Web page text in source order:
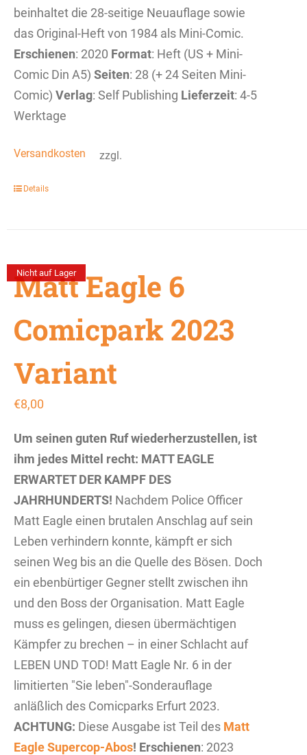
beinhaltet die 28-seitige Neuauflage sowie
das Original-Heft von 1984 als Mini-Comic.
Erschienen: 2020 Format: Heft (US + Mini-
Comic Din A5) Seiten: 28 (+ 24 Seiten Mini-
Comic) Verlag: Self Publishing Lieferzeit: 4-5
Werktage
zzgl.
Versandkosten
Details
Nicht auf Lager
Matt Eagle 6
Comicpark 2023
Variant
€8,00
Um seinen guten Ruf wiederherzustellen, ist
ihm jedes Mittel recht: MATT EAGLE
ERWARTET DER KAMPF DES
JAHRHUNDERTS! Nachdem Police Officer
Matt Eagle einen brutalen Anschlag auf sein
Leben verhindern konnte, kämpft er sich
seinen Weg bis an die Quelle des Bösen. Doch
ein ebenbürtiger Gegner stellt zwischen ihn
und den Boss der Organisation. Matt Eagle
muss es gelingen, diesen übermächtigen
Kämpfer zu brechen – in einer Schlacht auf
LEBEN UND TOD! Matt Eagle Nr. 6 in der
limitierten "Sie leben"-Sonderauflage
anläßlich des Comicparks Erfurt 2023.
ACHTUNG: Diese Ausgabe ist Teil des Matt
Eagle Supercop-Abos! Erschienen: 2023